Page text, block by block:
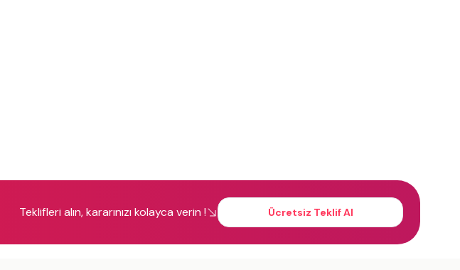
Teklifleri alın, kararınızı kolayca verin ! Ücretsiz Teklif Al